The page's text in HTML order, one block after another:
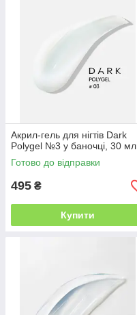
Aкрил-гель для нігтів Dark
Polygel №3 у баночці, 30 мл
Готово до відправки
495 ₴
Купити